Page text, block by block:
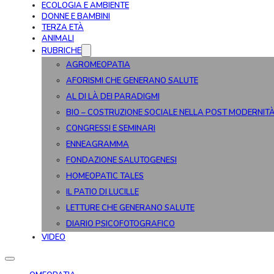
ECOLOGIA E AMBIENTE
DONNE E BAMBINI
TERZA ETÀ
ANIMALI
RUBRICHE
AGROMEOPATIA
AFORISMI CHE GENERANO SALUTE
AL DI LÀ DEI PARADIGMI
BIO – COSTRUZIONE SOCIALE NELLA POST
CONGRESSI E SEMINARI
ENNEAGRAMMA
FONDAZIONE SALUTOGENESI
HOMEOPATIC TALES
IL PATIO DI LUCILLE
LETTURE CHE GENERANO SALUTE
DIARIO PSICOFOTOGRAFICO
VIDEO